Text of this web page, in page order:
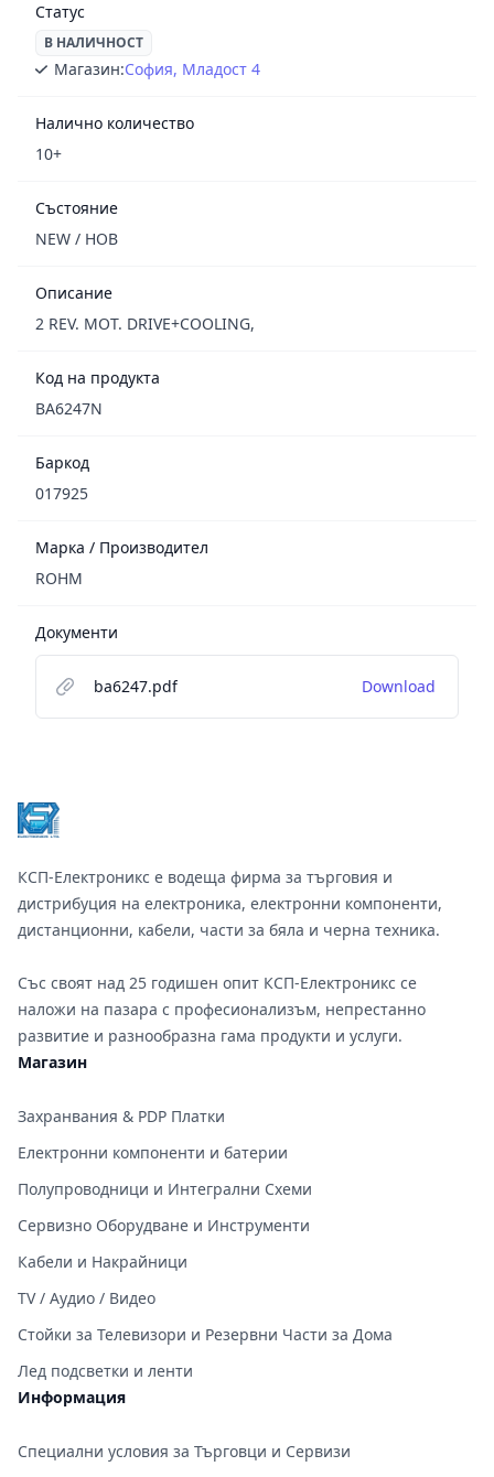
Статус
В НАЛИЧНОСТ
Магазин:София, Младост 4
Налично количество
10+
Състояние
NEW / НОВ
Описание
2 REV. MOT. DRIVE+COOLING,
Код на продукта
BA6247N
Баркод
017925
Марка / Производител
ROHM
Документи
ba6247.pdf Download
КСП-Електроникс е водеща фирма за търговия и
дистрибуция на електроника, електронни компоненти,
дистанционни, кабели, части за бяла и черна техника.
Със своят над 25 годишен опит КСП-Електроникс се
наложи на пазара с професионализъм, непрестанно
развитие и разнообразна гама продукти и услуги.
Магазин
Захранвания & PDP Платки
Електронни компоненти и батерии
Полупроводници и Интегрални Схеми
Сервизно Оборудване и Инструменти
Кабели и Накрайници
TV / Аудио / Видео
Стойки за Телевизори и Резервни Части за Дома
Лед подсветки и ленти
Информация
Специални условия за Търговци и Сервизи